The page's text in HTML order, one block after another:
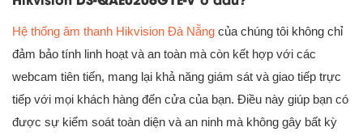
Hệ thống âm thanh Hikvision Đà Nẵng của chúng tôi không chỉ
đảm bảo tính linh hoạt và an toàn mà còn kết hợp với các
webcam tiên tiến, mang lại khả năng giám sát và giao tiếp trực
tiếp với mọi khách hàng đến cửa của bạn. Điều này giúp bạn có
được sự kiểm soát toàn diện và an ninh mà không gây bất kỳ